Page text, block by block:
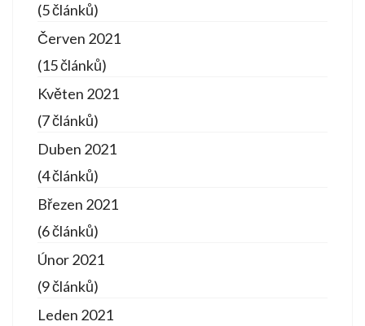
(5 článků)
Červen 2021
(15 článků)
Květen 2021
(7 článků)
Duben 2021
(4 článků)
Březen 2021
(6 článků)
Únor 2021
(9 článků)
Leden 2021